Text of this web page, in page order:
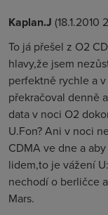
Kaplan.J (18.1.2010
To já přešel z O2
hlavy,že jsem
perfektně rychle a
překračoval denně
data v noci O2
U.Fon? Ani v noci
CDMA ve dne a
lidem,to je vážení
nechodí o berličce
Mars.